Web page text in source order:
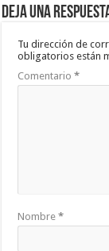
Deja una
Tu dirección de
obligatorios están
Comentario*
Nombre*